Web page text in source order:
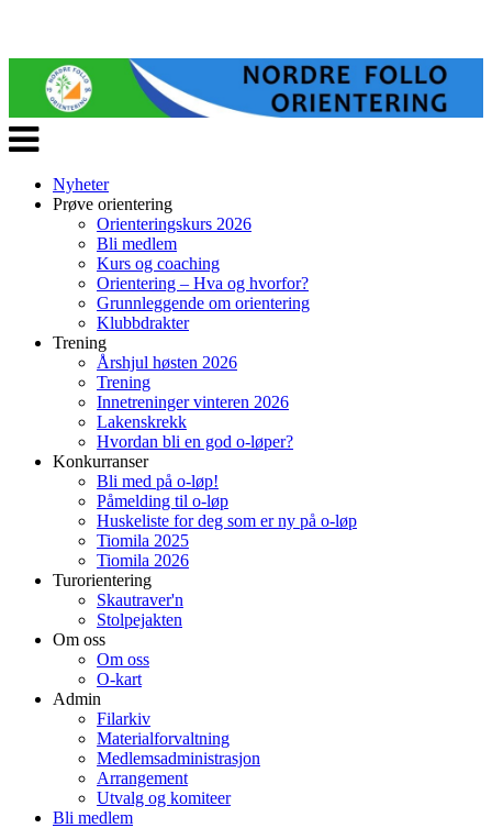
Veksle
navigasjon
Nyheter
Prøve orientering
Orienteringskurs 2026
Bli medlem
Kurs og coaching
Orientering – Hva og hvorfor?
Grunnleggende om orientering
Klubbdrakter
Trening
Årshjul høsten 2026
Trening
Innetreninger vinteren 2026
Lakenskrekk
Hvordan bli en god o-løper?
Konkurranser
Bli med på o-løp!
Påmelding til o-løp
Huskeliste for deg som er ny på o-løp
Tiomila 2025
Tiomila 2026
Turorientering
Skautraver'n
Stolpejakten
Om oss
Om oss
O-kart
Admin
Filarkiv
Materialforvaltning
Medlemsadministrasjon
Arrangement
Utvalg og komiteer
Bli medlem